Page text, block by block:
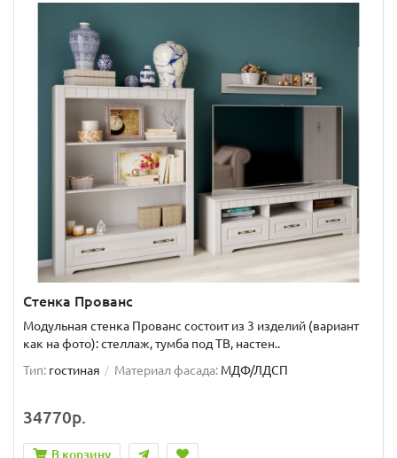
Стенка Прованс
Модульная стенка Прованс состоит из 3 изделий (вариант
как на фото): стеллаж, тумба под ТВ, настен..
Тип: гостиная Материал фасада: МДФ/ЛДСП
34770р.
В корзину